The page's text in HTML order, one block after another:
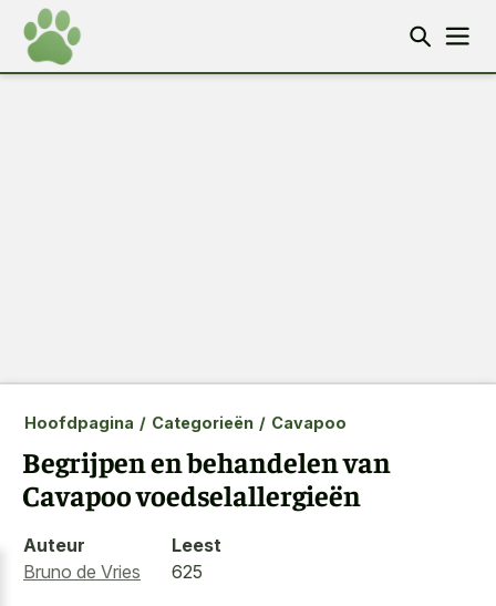
Hoofdpagina / Categorieën / Cavapoo
Begrijpen en behandelen van
Cavapoo voedselallergieën
Auteur
Bruno de Vries
Leest
625